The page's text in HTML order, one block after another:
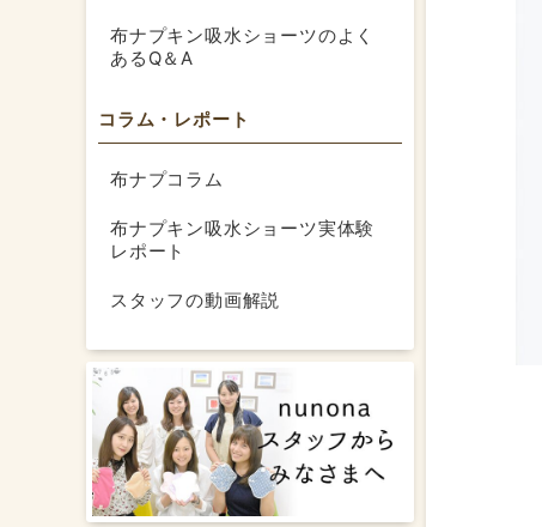
布ナプキン吸水ショーツのよく
あるQ＆A
コラム・レポート
布ナプコラム
布ナプキン吸水ショーツ実体験
レポート
スタッフの動画解説